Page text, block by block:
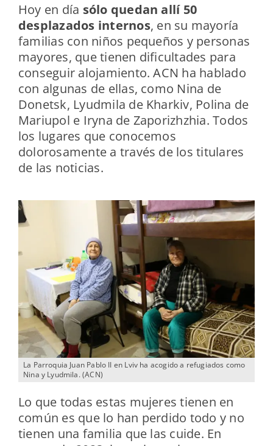
Hoy en día sólo quedan allí 50
desplazados internos, en su mayoría
familias con niños pequeños y personas
mayores, que tienen dificultades para
conseguir alojamiento. ACN ha hablado
con algunas de ellas, como Nina de
Donetsk, Lyudmila de Kharkiv, Polina de
Mariupol e Iryna de Zaporizhzhia. Todos
los lugares que conocemos
dolorosamente a través de los titulares
de las noticias.
La Parroquia Juan Pablo II en Lviv ha acogido a refugiados como
Nina y Lyudmila. (ACN)
Lo que todas estas mujeres tienen en
común es que lo han perdido todo y no
tienen una familia que las cuide. En